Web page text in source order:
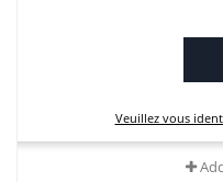
Veuillez vous